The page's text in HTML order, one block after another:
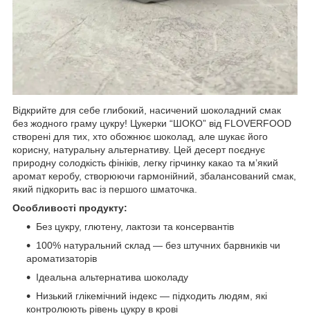
Відкрийте для себе глибокий, насичений шоколадний смак
без жодного граму цукру! Цукерки “ШОКО” від FLOVERFOOD
створені для тих, хто обожнює шоколад, але шукає його
корисну, натуральну альтернативу. Цей десерт поєднує
природну солодкість фініків, легку гірчинку какао та м’який
аромат керобу, створюючи гармонійний, збалансований смак,
який підкорить вас із першого шматочка.
Особливості продукту:
Без цукру, глютену, лактози та консервантів
100% натуральний склад — без штучних барвників чи
ароматизаторів
Ідеальна альтернатива шоколаду
Низький глікемічний індекс — підходить людям, які
контролюють рівень цукру в крові